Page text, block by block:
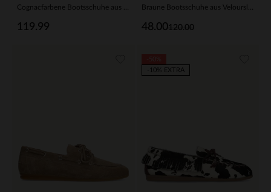
119.99 120.00
48.00
-10% EXTRA